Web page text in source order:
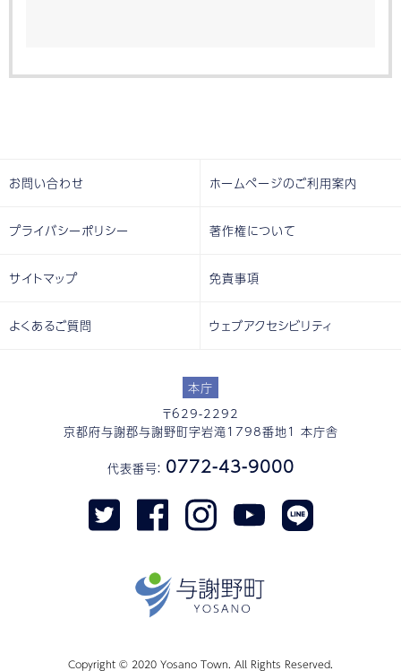
本庁
〒629-2292
京都府与謝郡与謝野町字岩滝1798番地1 本庁舎
代表番号： 0772-43-9000
お問い合わせ ホームページのご利用案内
プライバシーポリシー 著作権について
サイトマップ 免責事項
よくあるご質問 ウェブアクセシビリティ
Copyright © 2020 Yosano Town. All Rights Reserved.